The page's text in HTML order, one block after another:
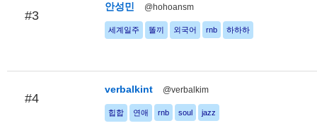
#3
안성민 @hohoansm
세계일주 똘끼 외국어 rnb 하하하
#4
verbalkint @verbalkim
힙합 연애 rnb soul jazz